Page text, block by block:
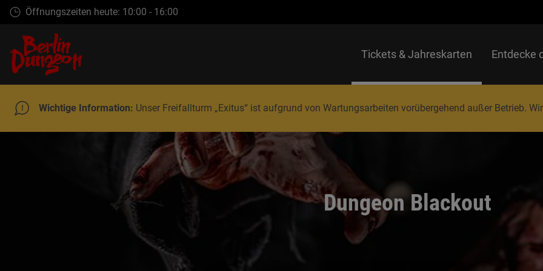
Zum
Hauptinhalt
springen
Öffnungszeiten heute: 10:00 - 16:00
Tickets & Jahreskarten Entdecke
Wichtige Information: Unser Freifallturm „Exitus“ ist aufgrund von Wartungsarbeiten vorübergehend außer Betrieb.
Dungeon Blackout